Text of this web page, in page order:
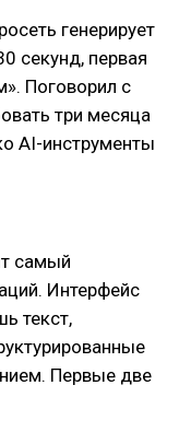
генерирует
секунд, первая
Поговорил с
три месяца
AI-инструменты
самый
Интерфейс
текст,
Первые две